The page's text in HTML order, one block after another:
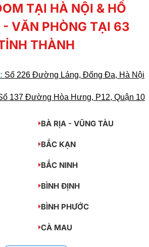
TẠI HÀ NỘI & HỒ
- VĂN PHÒNG TẠI 63
THÀNH
Số 226 Đường Láng, Đống Đa, Hà Nội
137 Đường Hòa Hưng, P12, Quận 10
BÀ RỊA - VŨNG TÀU
BẮC KẠN
BẮC NINH
BÌNH ĐỊNH
BÌNH PHƯỚC
CÀ MAU